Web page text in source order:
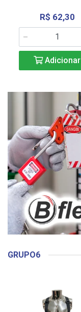
R$ 62,30
Adicionar
GRUPO6